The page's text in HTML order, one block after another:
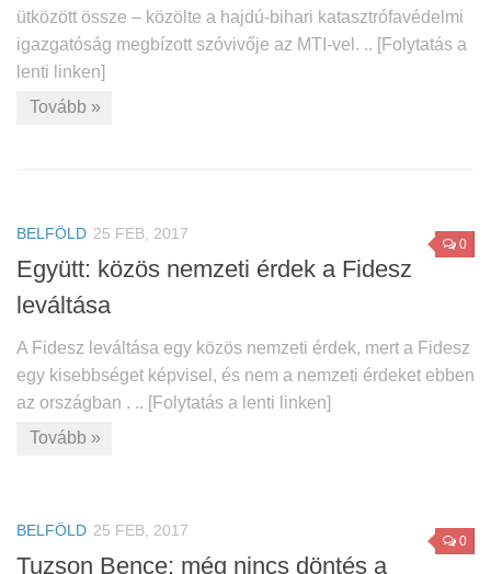
ütközött össze – közölte a hajdú-bihari katasztrófavédelmi
igazgatóság megbízott szóvivője az MTI-vel. .. [Folytatás a
lenti linken]
Tovább »
0
BELFÖLD 25 FEB, 2017
Együtt: közös nemzeti érdek a Fidesz
leváltása
A Fidesz leváltása egy közös nemzeti érdek, mert a Fidesz
egy kisebbséget képvisel, és nem a nemzeti érdeket ebben
az országban . .. [Folytatás a lenti linken]
Tovább »
0
BELFÖLD 25 FEB, 2017
Tuzson Bence: még nincs döntés a